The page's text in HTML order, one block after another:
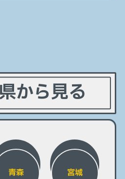
から見る
青森 宮城